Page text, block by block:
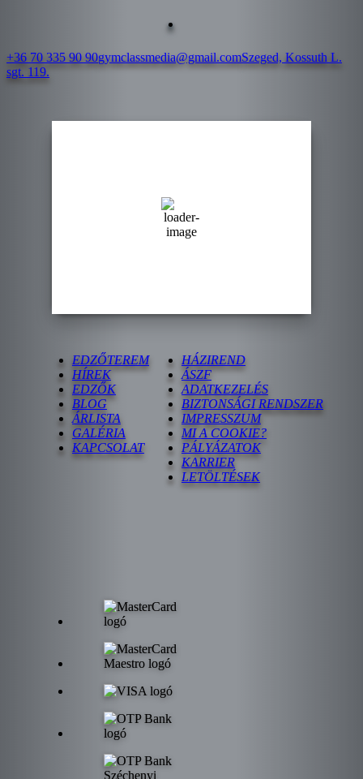
+36 70 335 90 90gymclassmedia@gmail.comSzeged, Kossuth L.
sgt. 119.
28 %
EDZŐTEREM
HÍREK
EDZŐK
BLOG
ÁRLISTA
GALÉRIA
KAPCSOLAT
HÁZIREND
ÁSZF
ADATKEZELÉS
BIZTONSÁGI RENDSZER
IMPRESSZUM
MI A COOKIE?
PÁLYÁZATOK
KARRIER
LETÖLTÉSEK